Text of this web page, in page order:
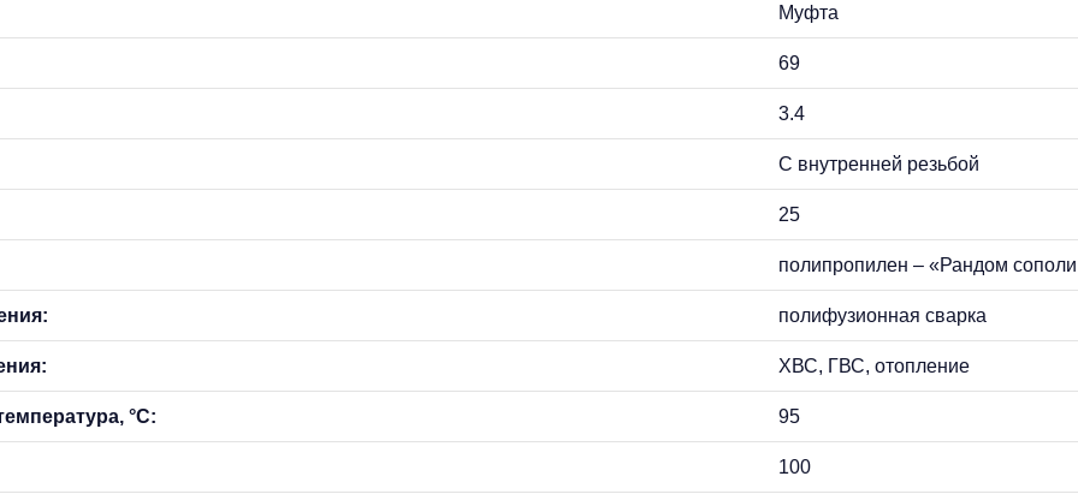
Муфта
69
3.4
С внутренней резьбой
25
полипропилен – «Рандом
полифузионная сварка
ХВС, ГВС, отопление
°С: 95
100